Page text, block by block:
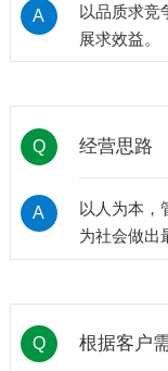
A
以品质求竞
展求效益。
Q 经营思路
A
以人为本，
为社会做出
Q 根据客户